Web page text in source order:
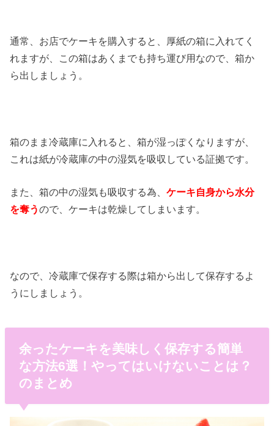
通常、お店でケーキを購入すると、厚紙の箱に入れてく
れますが、この箱はあくまでも持ち運び用なので、箱か
ら出しましょう。
箱のまま冷蔵庫に入れると、箱が湿っぽくなりますが、
これは紙が冷蔵庫の中の湿気を吸収している証拠です。
また、箱の中の湿気も吸収する為、ケーキ自身から水分
を奪うので、ケーキは乾燥してしまいます。
なので、冷蔵庫で保存する際は箱から出して保存するよ
うにしましょう。
余ったケーキを美味しく保存する簡単
な方法6選！やってはいけないことは？
のまとめ